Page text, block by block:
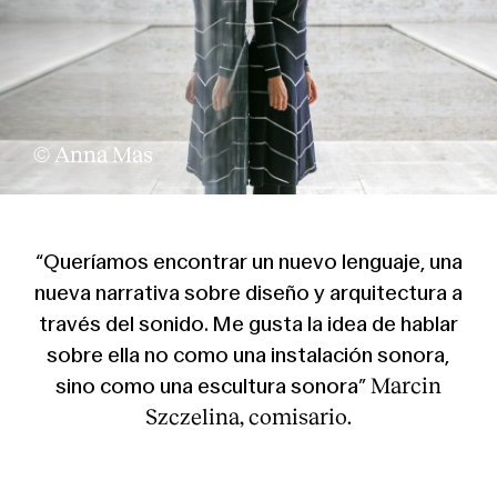
© Anna Mas
“Queríamos encontrar un nuevo lenguaje, una
nueva narrativa sobre diseño y arquitectura a
través del sonido. Me gusta la idea de hablar
sobre ella no como una instalación sonora,
sino como una escultura sonora” Marcin
Szczelina, comisario.